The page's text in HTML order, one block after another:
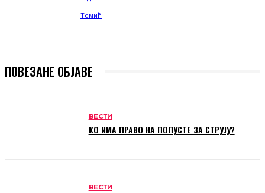
ПОВЕЗАНЕ ОБЈАВЕ
ВЕСТИ
КО ИМА ПРАВО НА ПОПУСТЕ ЗА СТРУЈУ?
ВЕСТИ